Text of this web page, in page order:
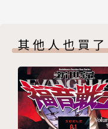
其他人也買了